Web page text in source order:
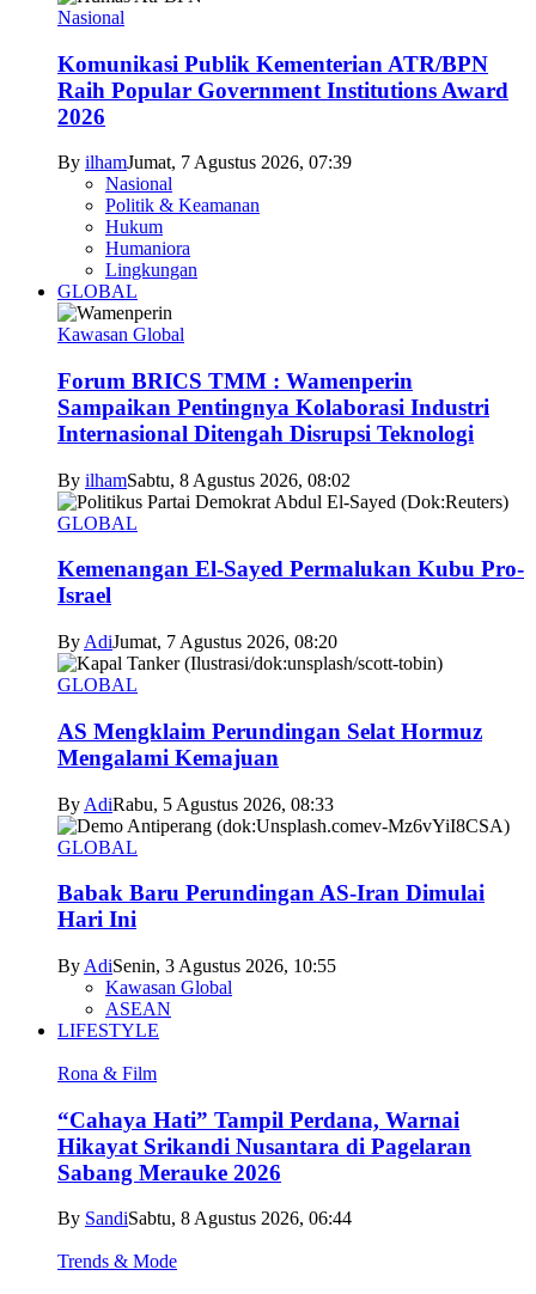
Nasional
Komunikasi Publik Kementerian ATR/BPN
Raih Popular Government Institutions Award
2026
By ilhamJumat, 7 Agustus 2026, 07:39
Nasional
Politik & Keamanan
Hukum
Humaniora
Lingkungan
GLOBAL
Kawasan Global
Forum BRICS TMM : Wamenperin
Sampaikan Pentingnya Kolaborasi Industri
Internasional Ditengah Disrupsi Teknologi
By ilhamSabtu, 8 Agustus 2026, 08:02
GLOBAL
Kemenangan El-Sayed Permalukan Kubu Pro-
Israel
By AdiJumat, 7 Agustus 2026, 08:20
GLOBAL
AS Mengklaim Perundingan Selat Hormuz
Mengalami Kemajuan
By AdiRabu, 5 Agustus 2026, 08:33
GLOBAL
Babak Baru Perundingan AS-Iran Dimulai
Hari Ini
By AdiSenin, 3 Agustus 2026, 10:55
Kawasan Global
ASEAN
LIFESTYLE
Rona & Film
“Cahaya Hati” Tampil Perdana, Warnai
Hikayat Srikandi Nusantara di Pagelaran
Sabang Merauke 2026
By SandiSabtu, 8 Agustus 2026, 06:44
Trends & Mode